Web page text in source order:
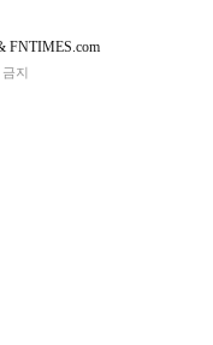
FNTIMES.com
지